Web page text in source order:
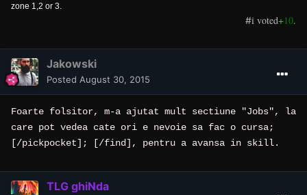
zone 1,2 or 3.
#i voted+10.
Jakowski
Posted August 30, 2015
Foarte folsitor, m-a ajutat mult sectiune "Jobs", la
care pot vedea cate ori e nevoie sa fac o cursa;
[/pickpocket]; [/find], pentru a avansa in skill.
TLG ghiNda